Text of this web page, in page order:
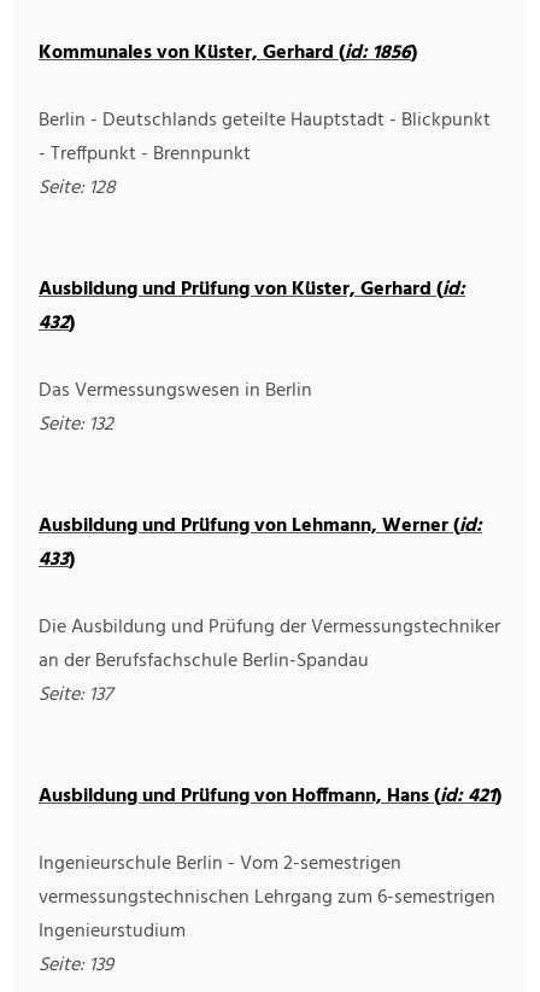
Kommunales von Küster, Gerhard (id: 1856)
Berlin - Deutschlands geteilte Hauptstadt - Blickpunkt
- Treffpunkt - Brennpunkt
Seite: 128
Ausbildung und Prüfung von Küster, Gerhard (id:
432)
Das Vermessungswesen in Berlin
Seite: 132
Ausbildung und Prüfung von Lehmann, Werner (id:
433)
Die Ausbildung und Prüfung der Vermessungstechniker
an der Berufsfachschule Berlin-Spandau
Seite: 137
Ausbildung und Prüfung von Hoffmann, Hans (id: 421)
Ingenieurschule Berlin - Vom 2-semestrigen
vermessungstechnischen Lehrgang zum 6-semestrigen
Ingenieurstudium
Seite: 139